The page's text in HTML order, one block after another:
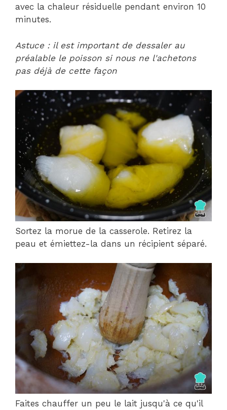
avec la chaleur résiduelle pendant environ 10
minutes.
Astuce : il est important de dessaler au
préalable le poisson si nous ne l'achetons
pas déjà de cette façon
Sortez la morue de la casserole. Retirez la
peau et émiettez-la dans un récipient séparé.
Faites chauffer un peu le lait jusqu'à ce qu'il